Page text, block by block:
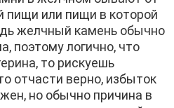
пищи или пищи в которой
желчный камень обычно
поэтому логично, что
то рискуешь
отчасти верно, избыток
но обычно причина в